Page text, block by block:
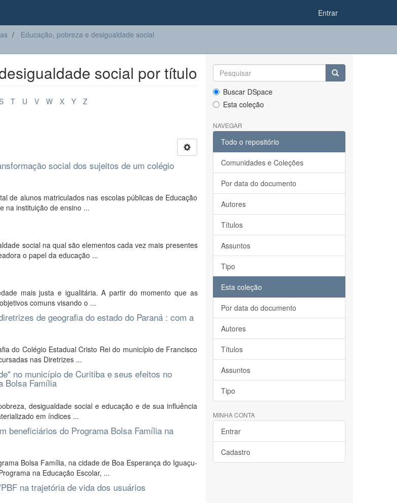
Entrar
Educação, pobreza e desigualdade social
social por título
T U V W X Y Z
social dos sujeitos de um colégio
de alunos matriculados nas escolas públicas de Educação
na instituição de ensino ...
social na qual são elementos cada vez mais presentes
o papel da educação ...
mais justa e igualitária. A partir do momento que as
comuns visando o ...
de geografia do estado do Paraná : com a
do Colégio Estadual Cristo Rei do município de Francisco
nas Diretrizes ...
no município de Curitiba e seus efeitos no
Bolsa Família
desigualdade social e educação e de sua influência
em índices ...
beneficiários do Programa Bolsa Família na
Bolsa Família, na cidade de Boa Esperança do Iguaçu-
na Educação Escolar, ...
na trajetória de vida dos usuários
Buscar DSpace
Esta coleção
NAVEGAR
Todo o repositório
Comunidades e Coleções
Por data do documento
Autores
Títulos
Assuntos
Tipo
Esta coleção
Por data do documento
Autores
Títulos
Assuntos
Tipo
MINHA CONTA
Entrar
Cadastro